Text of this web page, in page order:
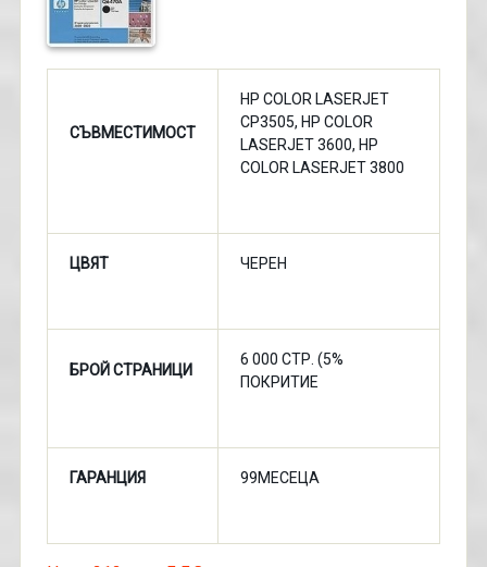
СЪВМЕСТИМОСТ
HP COLOR LASERJET
CP3505, HP COLOR
LASERJET 3600, HP
COLOR LASERJET 3800
ЦВЯТ ЧЕРЕН
БРОЙ СТРАНИЦИ
6 000 СТР. (5%
ПОКРИТИЕ
ГАРАНЦИЯ 99МЕСЕЦА